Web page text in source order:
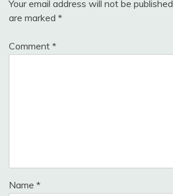
Your email address will not be published.
are marked *
Comment *
Name *